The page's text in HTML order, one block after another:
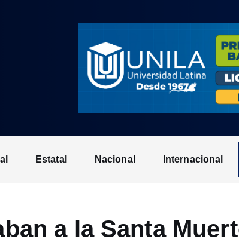
Estatal Nacional Internacional
a la Santa